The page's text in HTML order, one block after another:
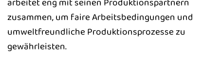
zusammen, um faire Arbeitsbedingungen und
umweltfreundliche Produktionsprozesse zu
gewährleisten.